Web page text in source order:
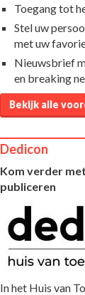
Toegang tot
Stel uw
met uw
Nieuwsbrief
en breaking
Bekijk alle
Dedicon
Kom verder
publiceren
In het Huis van